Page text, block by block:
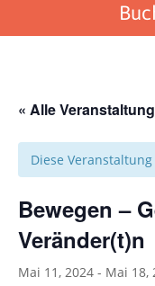
« Alle
Diese
Bewegen –
Veränder(t)n
Mai 11, 2024 - Mai 18,